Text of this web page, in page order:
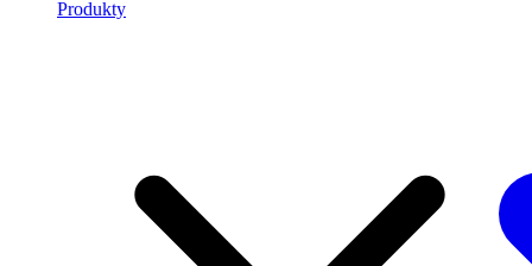
Produkty